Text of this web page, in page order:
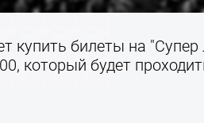
купить билеты на
который будет